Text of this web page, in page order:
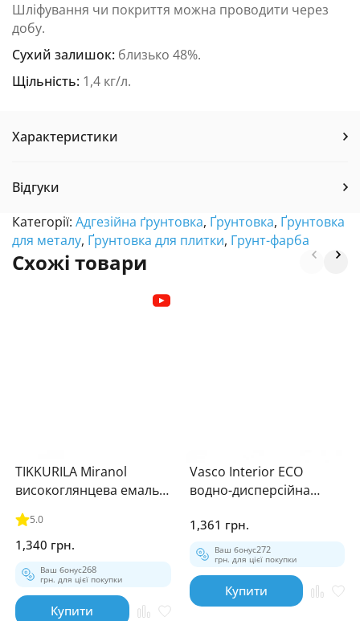
Шліфування чи покриття можна проводити через
добу.
Сухий залишок: близько 48%.
Щільність: 1,4 кг/л.
Характеристики
Відгуки
Категорії: Адгезійна ґрунтовка, Ґрунтовка, Ґрунтовка
для металу, Ґрунтовка для плитки, Грунт-фарба
Схожі товари
TIKKURILA Miranol
високоглянцева емаль
для дерева та металу
0.9л
5.0
1,340 грн.
Ваш бонус268
грн. для цієї покупки
Купити
Vasco Interior ECO
водно-дисперсійна
1,361 грн.
Ваш бонус272
грн. для цієї покупки
Купити